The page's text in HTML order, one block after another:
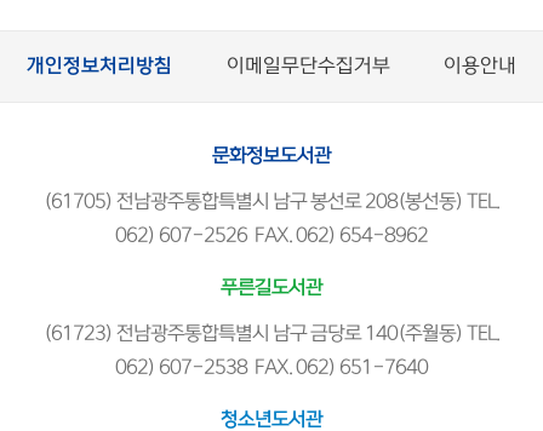
개인정보처리방침 이메일무단수집거부 이용안내
문화정보도서관
(61705) 전남광주통합특별시 남구 봉선로 208(봉선동) TEL.
062) 607-2526 FAX. 062) 654-8962
푸른길도서관
(61723) 전남광주통합특별시 남구 금당로 140(주월동) TEL.
062) 607-2538 FAX. 062) 651-7640
청소년도서관